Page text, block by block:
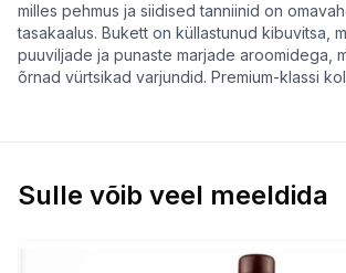
milles pehmus ja siidised tanniinid on
tasakaalus. Bukett on küllastunud kibuvitsa,
puuviljade ja punaste marjade aroomidega,
õrnad vürtsikad varjundid. Premium-klassi
Sulle võib veel meeldida